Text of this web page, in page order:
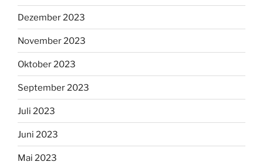
Dezember 2023
November 2023
Oktober 2023
September 2023
Juli 2023
Juni 2023
Mai 2023